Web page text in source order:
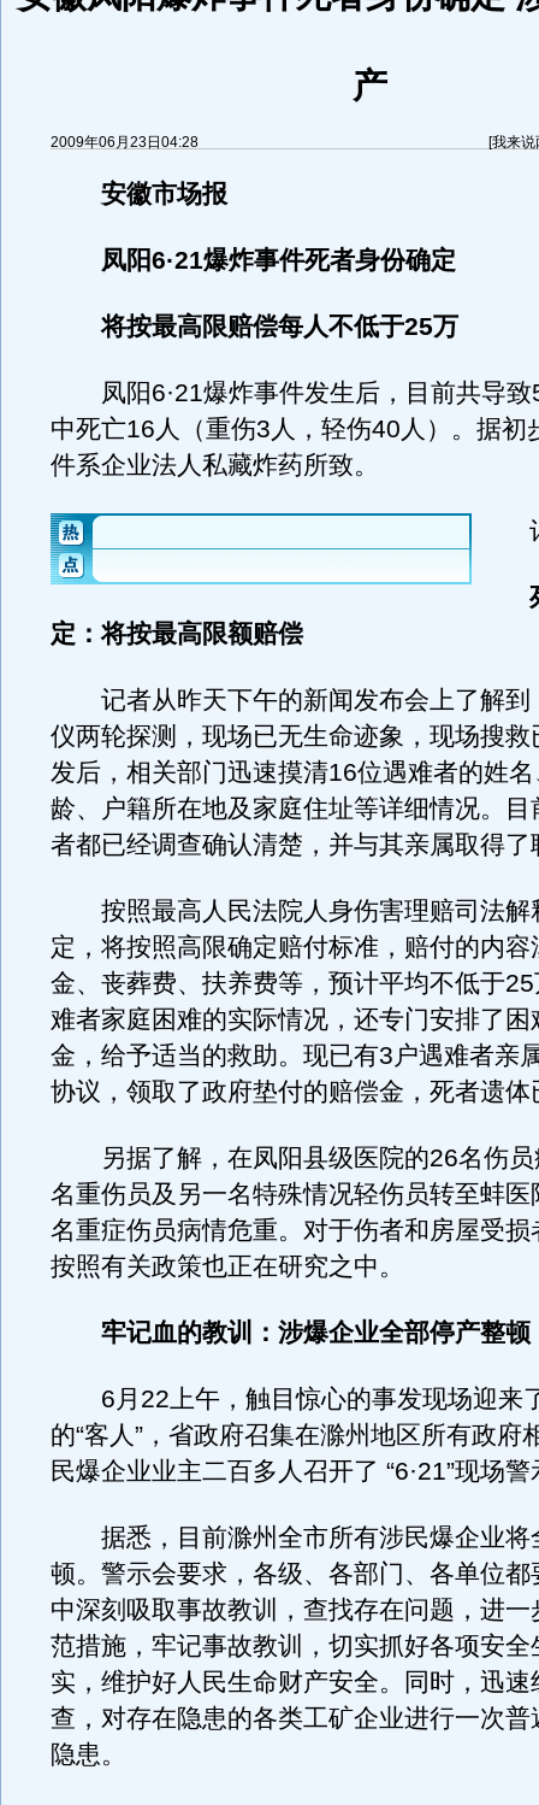
产
2009年06月23日04:28 [我来说
安徽市场报
凤阳6·21爆炸事件死者身份确定
将按最高限赔偿每人不低于25万
凤阳6·21爆炸事件发生后，目前共导致
中死亡16人（重伤3人，轻伤40人）。据初
件系企业法人私藏炸药所致。
记
定：将按最高限额赔偿
记者从昨天下午的新闻发布会上了解到
仪两轮探测，现场已无生命迹象，现场搜救
发后，相关部门迅速摸清16位遇难者的姓
龄、户籍所在地及家庭住址等详细情况。目
者都已经调查确认清楚，并与其亲属取得了
按照最高人民法院人身伤害理赔司法解
定，将按照高限确定赔付标准，赔付的内容
金、丧葬费、扶养费等，预计平均不低于
难者家庭困难的实际情况，还专门安排了困
金，给予适当的救助。现已有3户遇难者亲
协议，领取了政府垫付的赔偿金，死者遗体
另据了解，在凤阳县级医院的26名伤员
名重伤员及另一名特殊情况轻伤员转至蚌医
名重症伤员病情危重。对于伤者和房屋受损
按照有关政策也正在研究之中。
牢记血的教训：涉爆企业全部停产整顿
6月22上午，触目惊心的事发现场迎来
的“客人”，省政府召集在滁州地区所有政府
民爆企业业主二百多人召开了 “6·21”现场警
据悉，目前滁州全市所有涉民爆企业将
顿。警示会要求，各级、各部门、各单位都
中深刻吸取事故教训，查找存在问题，进一
范措施，牢记事故教训，切实抓好各项安全
实，维护好人民生命财产安全。同时，迅速
查，对存在隐患的各类工矿企业进行一次普
隐患。